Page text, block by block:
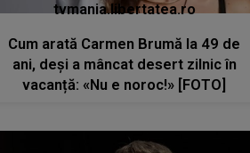
tvmania.libertatea.ro
Cum arată Carmen Brumă la 49 de
ani, deși a mâncat desert zilnic în
vacanță: «Nu e noroc!» [FOTO]